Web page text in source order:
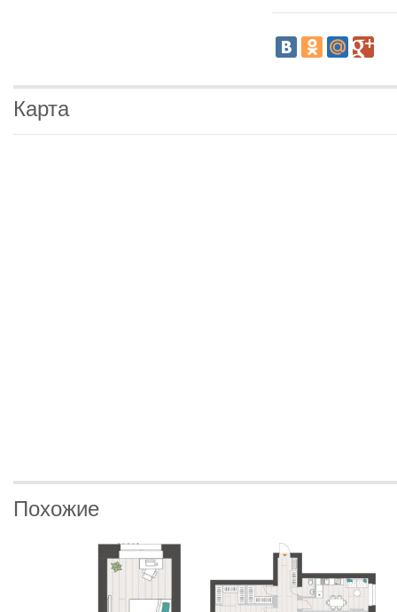
Карта
Похожие